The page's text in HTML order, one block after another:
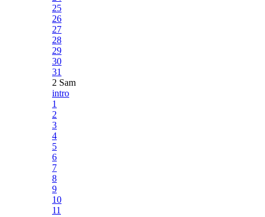
25
26
27
28
29
30
31
2 Sam
intro
1
2
3
4
5
6
7
8
9
10
11